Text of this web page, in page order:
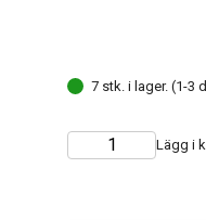
7 stk. i lager. (1-3
Choose
Quantity Lägg i